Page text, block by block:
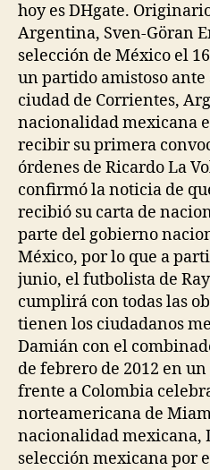
hoy es DHgate.
Argentina, Sven-Göran
selección de México el
un partido amistoso
ciudad de Corrientes,
nacionalidad mexicana
recibir su primera
órdenes de Ricardo La
confirmó la noticia de
recibió su carta de
parte del gobierno
México, por lo que a
junio, el futbolista de
cumplirá con todas las
tienen los ciudadanos
Damián con el
de febrero de 2012 en
frente a Colombia
norteamericana de
nacionalidad mexicana,
selección mexicana por